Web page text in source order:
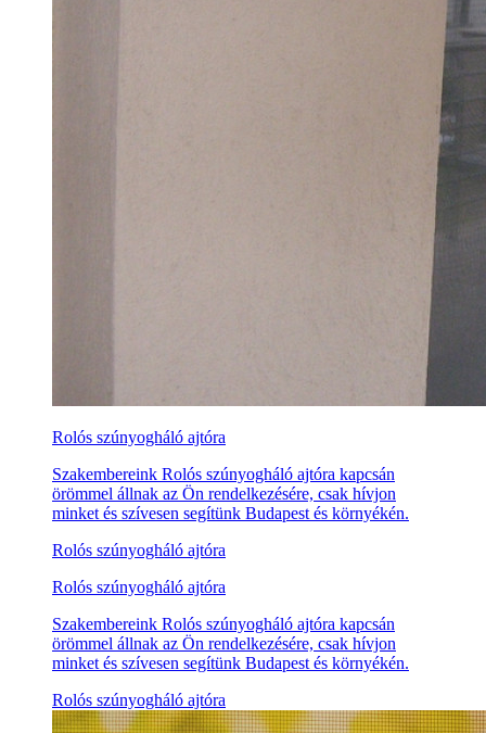
Rolós szúnyogháló ajtóra
Szakembereink Rolós szúnyogháló ajtóra kapcsán
örömmel állnak az Ön rendelkezésére, csak hívjon
minket és szívesen segítünk Budapest és környékén.
Rolós szúnyogháló ajtóra
Rolós szúnyogháló ajtóra
Szakembereink Rolós szúnyogháló ajtóra kapcsán
örömmel állnak az Ön rendelkezésére, csak hívjon
minket és szívesen segítünk Budapest és környékén.
Rolós szúnyogháló ajtóra